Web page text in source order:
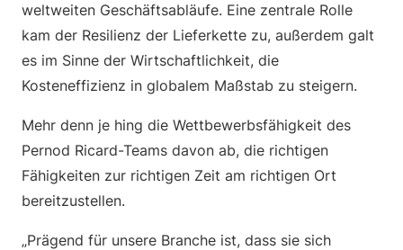
weltweiten Geschäftsabläufe. Eine zentrale Rolle
kam der Resilienz der Lieferkette zu, außerdem galt
es im Sinne der Wirtschaftlichkeit, die
Kosteneffizienz in globalem Maßstab zu steigern.
Mehr denn je hing die Wettbewerbsfähigkeit des
Pernod Ricard-Teams davon ab, die richtigen
Fähigkeiten zur richtigen Zeit am richtigen Ort
bereitzustellen.
„Prägend für unsere Branche ist, dass sie sich